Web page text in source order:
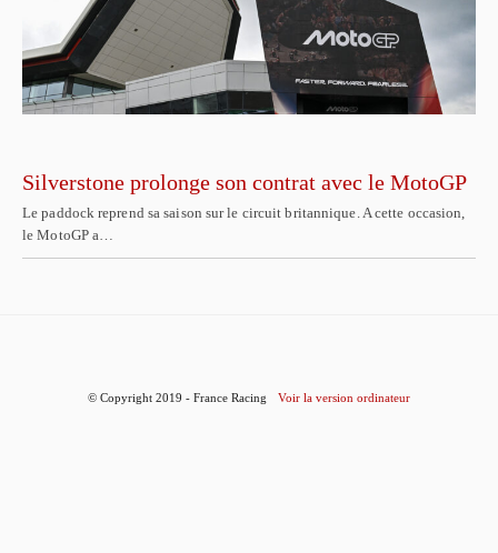
Silverstone prolonge son contrat avec le MotoGP
Le paddock reprend sa saison sur le circuit britannique. A cette occasion,
le MotoGP a…
© Copyright 2019 - France Racing Voir la version ordinateur